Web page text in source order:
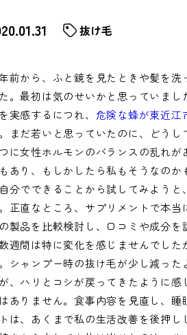
抜け毛
前から、ふと鏡を見たときや髪を
。最初は気のせいかと思っていま
実感するにつれ、 危険な蜂が東近江
まだ若いと思っていたのに、どう
に女性ホルモンのバランスの乱れ
あり、もしかしたら私もそうなの
分でできることから試してみよう
正直なところ、サプリメントで本
製品を比較検討し、口コミや成分
週間は特に変化を感じませんでし
シャンプー時の抜け毛が少し減っ
、ハリとコシが戻ってきたように
ありません。食事内容を見直し、
は、あくまで私の生活改善を後押